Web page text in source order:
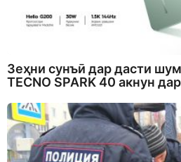
Зеҳни сунъӣ дар дасти
TECNO SPARK 40 акнун